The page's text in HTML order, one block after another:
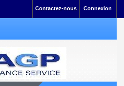
Connexion
Contactez-nous